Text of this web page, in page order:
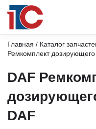
Главная / Каталог
Ремкомплект
DAF
DAF